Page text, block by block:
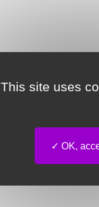
This site uses
OK,